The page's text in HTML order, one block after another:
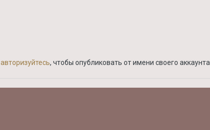
авторизуйтесь, чтобы опубликовать от имени своего аккаунта.